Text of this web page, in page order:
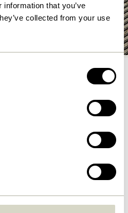
that you’ve
collected from your use
Luce Lysestage Orange (sæt af
559,00kr.